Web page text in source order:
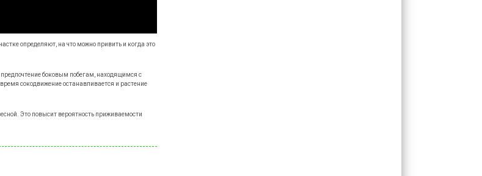
определяют, на что можно привить и когда это
боковым побегам, находящимся с
сокодвижение останавливается и растение
Это повысит вероятность приживаемости